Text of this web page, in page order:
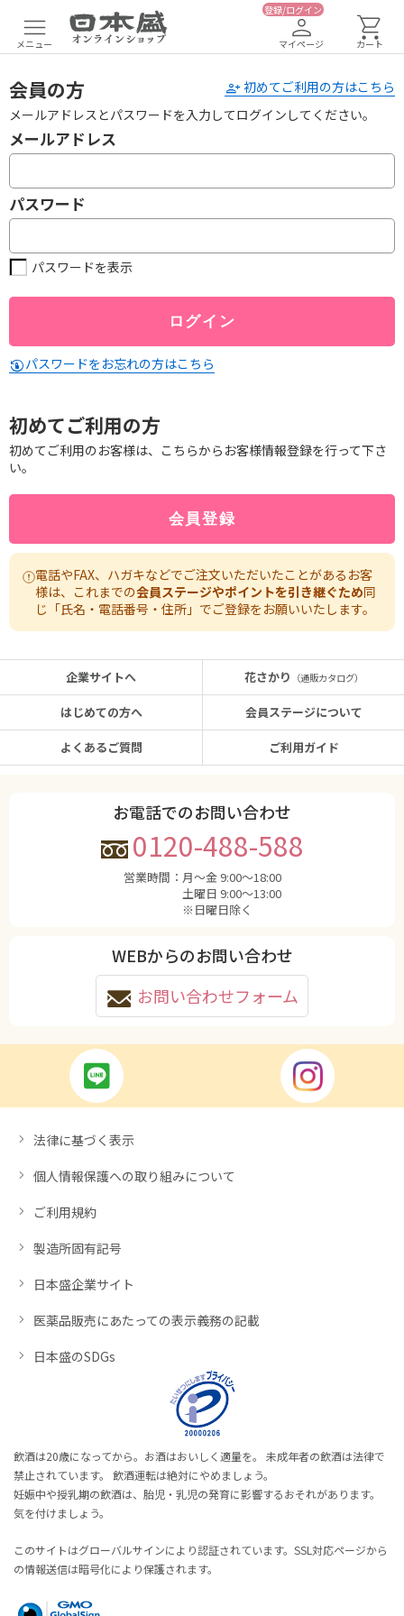
メニュー
登録/ログイン
マイページ カート
初めてご利用の方はこちら
会員の方
メールアドレスとパスワードを入力してログインしてください。
メールアドレス
パスワード
パスワードを表示
パスワードをお忘れの方はこちら
初めてご利用の方
初めてご利用のお客様は、こちらからお客様情報登録を行って下さ
い。
電話やFAX、ハガキなどでご注文いただいたことがあるお客
様は、これまでの会員ステージやポイントを引き継ぐため同
じ「氏名・電話番号・住所」でご登録をお願いいたします。
企業サイトへ
はじめての方へ
よくあるご質問
花さかり （通販カタログ）
会員ステージについて
ご利用ガイド
お電話でのお問い合わせ
0120-488-588
営業時間： 月〜金 9:00〜18:00
土曜日 9:00〜13:00
※日曜日除く
WEBからのお問い合わせ
お問い合わせフォーム
法律に基づく表示
個人情報保護への取り組みについて
ご利用規約
製造所固有記号
日本盛企業サイト
医薬品販売にあたっての表示義務の記載
日本盛のSDGs
飲酒は20歳になってから。お酒はおいしく適量を。 未成年者の飲酒は法律で
禁止されています。 飲酒運転は絶対にやめましょう。
妊娠中や授乳期の飲酒は、胎児・乳児の発育に影響するおそれがあります。
気を付けましょう。
このサイトはグローバルサインにより認証されています。SSL対応ページから
の情報送信は暗号化により保護されます。